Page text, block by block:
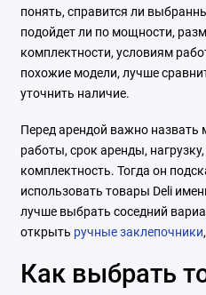
понять, справится ли
подойдет ли по мощности,
комплектности, условиям
похожие модели, лучше
уточнить наличие.
Перед арендой важно назвать
работы, срок аренды,
комплектность. Тогда он
использовать товары Deli
лучше выбрать соседний
открыть ручные заклепочники,
Как выбрать